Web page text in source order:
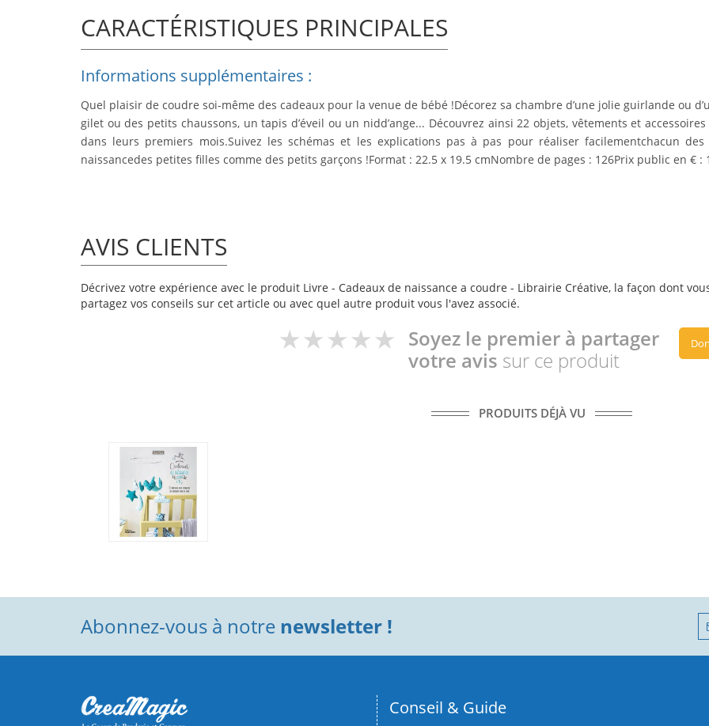
CARACTÉRISTIQUES PRINCIPALES
Informations supplémentaires :
Quel plaisir de coudre soi-même des cadeaux pour la venue de bébé !Décorez sa chambre d’une jolie guirlande ou
gilet ou des petits chaussons, un tapis d’éveil ou un nidd’ange... Découvrez ainsi 22 objets, vêtements et
dans leurs premiers mois.Suivez les schémas et les explications pas à pas pour réaliser facilementchacun
naissancedes petites filles comme des petits garçons !Format : 22.5 x 19.5 cmNombre de pages : 126Prix public en € :
AVIS CLIENTS
Décrivez votre expérience avec le produit Livre - Cadeaux de naissance a coudre - Librairie Créative, la façon dont
partagez vos conseils sur cet article ou avec quel autre produit vous l'avez associé.
Soyez le premier à partager
votre avis sur ce produit
PRODUITS DÉJÀ VU
Abonnez-vous à notre newsletter !
Conseil & Guide